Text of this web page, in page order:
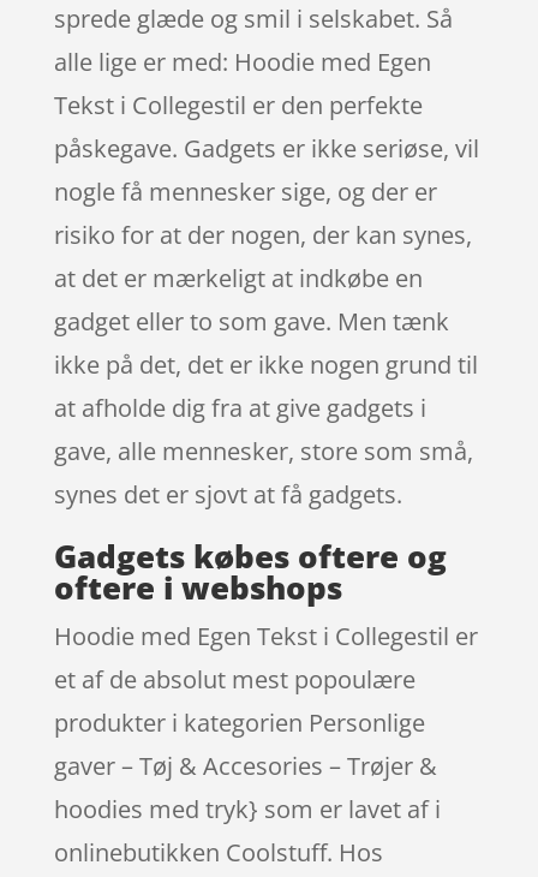
sprede glæde og smil i selskabet. Så
alle lige er med: Hoodie med Egen
Tekst i Collegestil er den perfekte
påskegave. Gadgets er ikke seriøse, vil
nogle få mennesker sige, og der er
risiko for at der nogen, der kan synes,
at det er mærkeligt at indkøbe en
gadget eller to som gave. Men tænk
ikke på det, det er ikke nogen grund til
at afholde dig fra at give gadgets i
gave, alle mennesker, store som små,
synes det er sjovt at få gadgets.
Gadgets købes oftere og
oftere i webshops
Hoodie med Egen Tekst i Collegestil er
et af de absolut mest popoulære
produkter i kategorien Personlige
gaver – Tøj & Accesories – Trøjer &
hoodies med tryk} som er lavet af i
onlinebutikken Coolstuff. Hos